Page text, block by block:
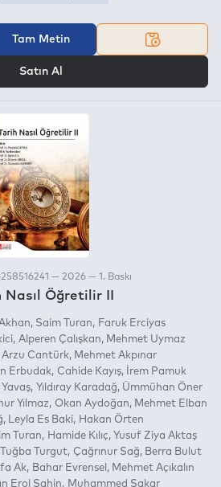
Tam Metin
Satın Al
— 2026 — 1. Baskı
Nasıl Öğretilir II
Saim Turan
Faruk Erciyas
Alperen Çalışkan
Mehmet Uymaz
Arzu Cantürk
Mehmet Akpınar
Erbudak Cahide Kayış
İrem Pamuk
Yıldıray Karadağ
Ümmühan Öner
Yılmaz Okan Aydoğan
Mehmet Elban
Leyla Es Baki
Hakan Örten
Turan Hamide Kılıç
Yusuf Ziya Aktaş
Tuğba Turgut Çağrınur Sağ
Berra Bulut
Ak Bahar Evrensel
Mehmet Açıkalın
Erol Şahin Muhammed Şakar